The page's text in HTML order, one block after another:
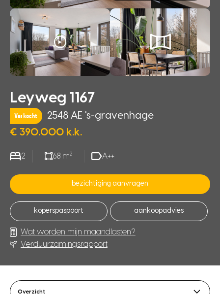
Leyweg 1167
Verkocht
2548 AE 's-gravenhage
€ 390.000 k.k.
2 68 m2 A++
bezichtiging aanvragen
koperspaspoort aankoopadvies
Wat worden mijn maandlasten?
Verduurzamingsrapport
Overzicht